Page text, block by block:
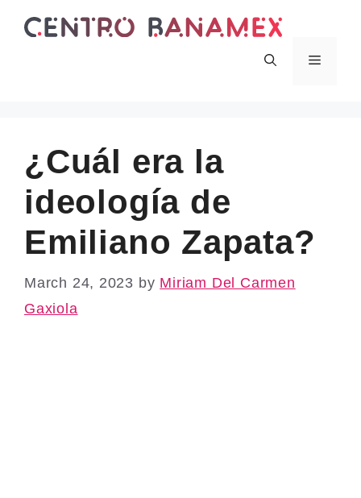
Menu
¿Cuál era la
ideología de
Emiliano Zapata?
March 24, 2023 by Miriam Del Carmen
Gaxiola